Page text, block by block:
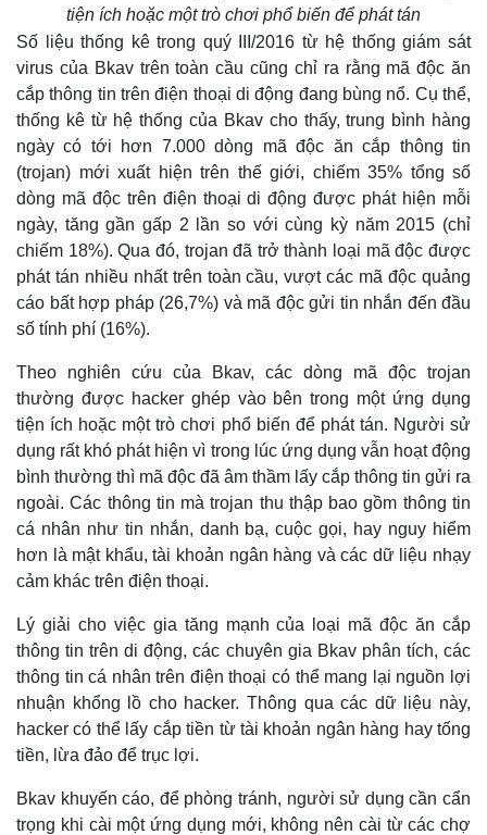
tiện ích hoặc một trò chơi phổ biến để phát tán
Số liệu thống kê trong quý III/2016 từ hệ thống giám sát
virus của Bkav trên toàn cầu cũng chỉ ra rằng mã độc ăn
cắp thông tin trên điện thoại di động đang bùng nổ. Cụ thể,
thống kê từ hệ thống của Bkav cho thấy, trung bình hàng
ngày có tới hơn 7.000 dòng mã độc ăn cắp thông tin
(trojan) mới xuất hiện trên thế giới, chiếm 35% tổng số
dòng mã độc trên điện thoại di động được phát hiện mỗi
ngày, tăng gần gấp 2 lần so với cùng kỳ năm 2015 (chỉ
chiếm 18%). Qua đó, trojan đã trở thành loại mã độc được
phát tán nhiều nhất trên toàn cầu, vượt các mã độc quảng
cáo bất hợp pháp (26,7%) và mã độc gửi tin nhắn đến đầu
số tính phí (16%).
Theo nghiên cứu của Bkav, các dòng mã độc trojan
thường được hacker ghép vào bên trong một ứng dụng
tiện ích hoặc một trò chơi phổ biến để phát tán. Người sử
dụng rất khó phát hiện vì trong lúc ứng dụng vẫn hoạt động
bình thường thì mã độc đã âm thầm lấy cắp thông tin gửi ra
ngoài. Các thông tin mà trojan thu thập bao gồm thông tin
cá nhân như tin nhắn, danh bạ, cuộc gọi, hay nguy hiểm
hơn là mật khẩu, tài khoản ngân hàng và các dữ liệu nhạy
cảm khác trên điện thoại.
Lý giải cho việc gia tăng mạnh của loại mã độc ăn cắp
thông tin trên di động, các chuyên gia Bkav phân tích, các
thông tin cá nhân trên điện thoại có thể mang lại nguồn lợi
nhuận khổng lồ cho hacker. Thông qua các dữ liệu này,
hacker có thể lấy cắp tiền từ tài khoản ngân hàng hay tống
tiền, lừa đảo để trục lợi.
Bkav khuyến cáo, để phòng tránh, người sử dụng cần cẩn
trọng khi cài một ứng dụng mới, không nên cài từ các chợ